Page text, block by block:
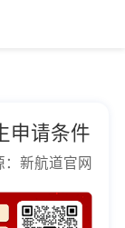
申请条件
：新航道官网